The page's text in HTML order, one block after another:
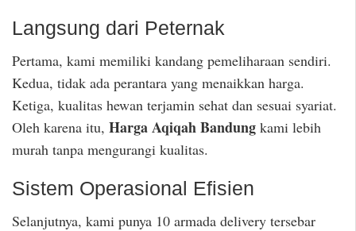
Langsung dari Peternak
Pertama, kami memiliki kandang pemeliharaan sendiri.
Kedua, tidak ada perantara yang menaikkan harga.
Ketiga, kualitas hewan terjamin sehat dan sesuai syariat.
Oleh karena itu, Harga Aqiqah Bandung kami lebih
murah tanpa mengurangi kualitas.
Sistem Operasional Efisien
Selanjutnya, kami punya 10 armada delivery tersebar